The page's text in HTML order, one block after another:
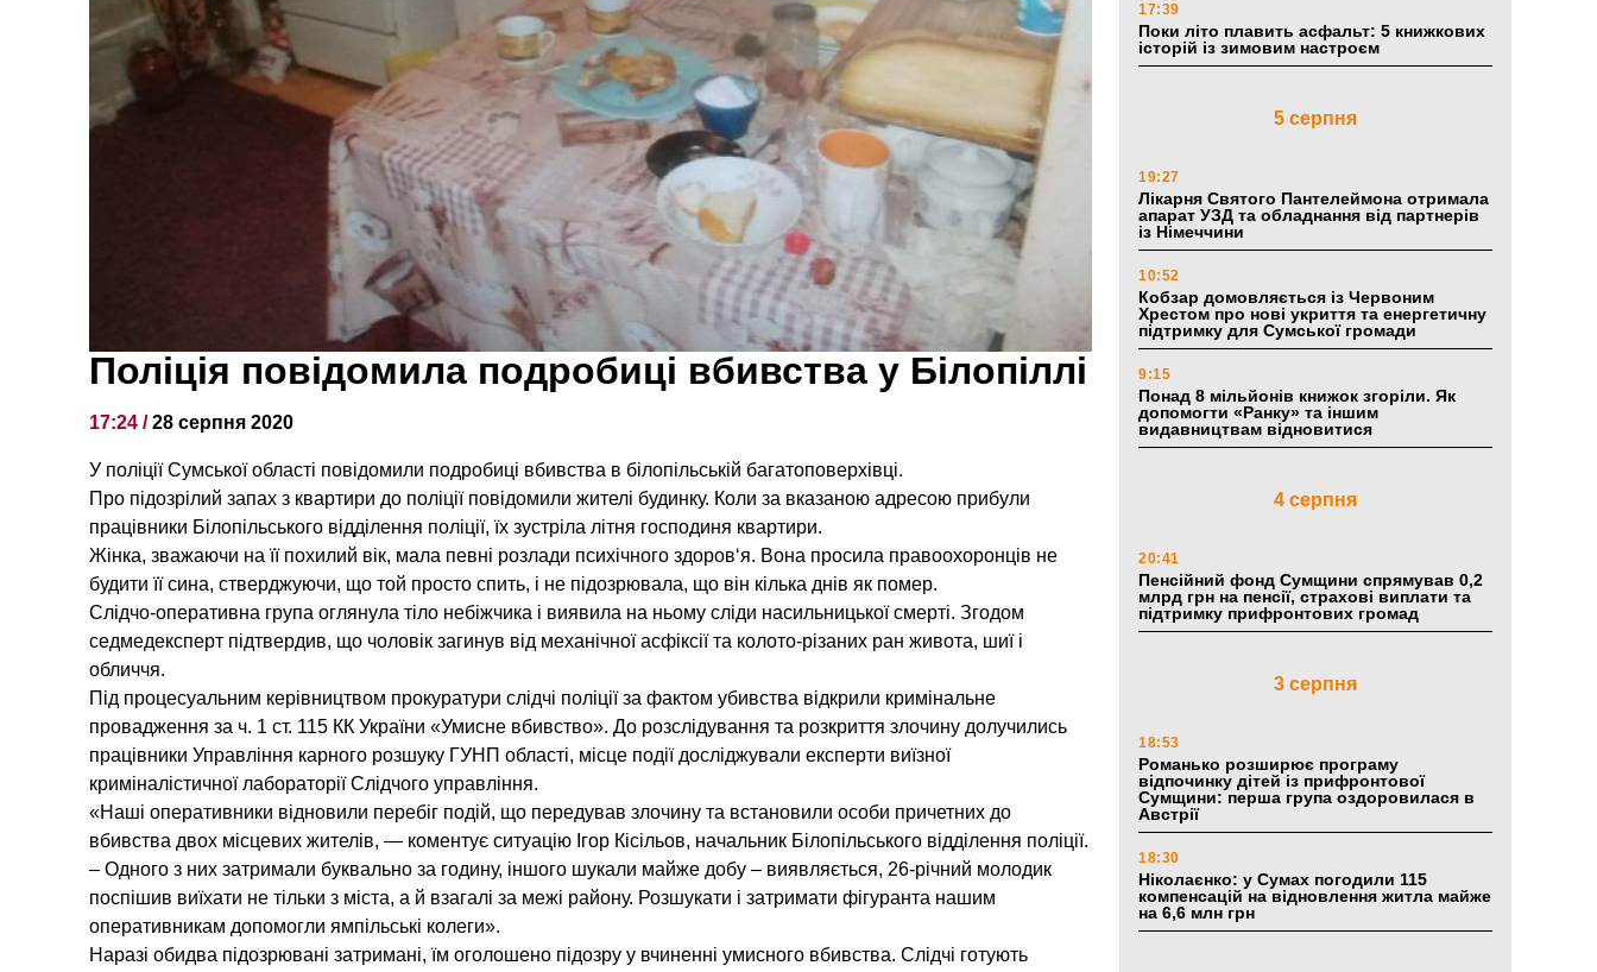
Поліція повідомила подробиці вбивства у Білопіллі
17:24 /28 серпня 2020
У поліції Сумської області повідомили подробиці вбивства в білопільській багатоповерхівці.
Про підозрілий запах з квартири до поліції повідомили жителі будинку. Коли за вказаною адресою прибули
працівники Білопільського відділення поліції, їх зустріла літня господиня квартири.
Жінка, зважаючи на її похилий вік, мала певні розлади психічного здоров‘я. Вона просила правоохоронців не
будити її сина, стверджуючи, що той просто спить, і не підозрювала, що він кілька днів як помер.
Слідчо-оперативна група оглянула тіло небіжчика і виявила на ньому сліди насильницької смерті. Згодом
седмедексперт підтвердив, що чоловік загинув від механічної асфіксії та колото-різаних ран живота, шиї і
обличчя.
Під процесуальним керівництвом прокуратури слідчі поліції за фактом убивства відкрили кримінальне
провадження за ч. 1 ст. 115 КК України «Умисне вбивство». До розслідування та розкриття злочину долучились
працівники Управління карного розшуку ГУНП області, місце події досліджували експерти виїзної
криміналістичної лабораторії Слідчого управління.
«Наші оперативники відновили перебіг подій, що передував злочину та встановили особи причетних до
вбивства двох місцевих жителів, — коментує ситуацію Ігор Кісільов, начальник Білопільського відділення поліції.
– Одного з них затримали буквально за годину, іншого шукали майже добу – виявляється, 26-річний молодик
поспішив виїхати не тільки з міста, а й взагалі за межі району. Розшукати і затримати фігуранта нашим
оперативникам допомогли ямпільські колеги».
Наразі обидва підозрювані затримані, їм оголошено підозру у вчиненні умисного вбивства. Слідчі готують
17:39
Поки літо плавить асфальт: 5 книжкових
історій із зимовим настроєм
5 серпня
19:27
Лікарня Святого Пантелеймона отримала
апарат УЗД та обладнання від партнерів
із Німеччини
10:52
Кобзар домовляється із Червоним
Хрестом про нові укриття та енергетичну
підтримку для Сумської громади
9:15
Понад 8 мільйонів книжок згоріли. Як
допомогти «Ранку» та іншим
видавництвам відновитися
4 серпня
20:41
Пенсійний фонд Сумщини спрямував 0,2
млрд грн на пенсії, страхові виплати та
підтримку прифронтових громад
3 серпня
18:53
Романько розширює програму
відпочинку дітей із прифронтової
Сумщини: перша група оздоровилася в
Австрії
18:30
Ніколаєнко: у Сумах погодили 115
компенсацій на відновлення житла майже
на 6,6 млн грн